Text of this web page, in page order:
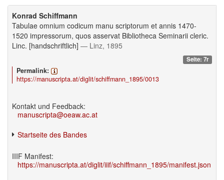
Konrad Schiffmann
Tabulae omnium codicum manu scriptorum et annis 1470-
1520 impressorum, quos asservat Bibliotheca Seminarii cleric.
Linc. [handschriftlich] — Linz, 1895
Seite: 7r
Permalink:
https://manuscripta.at/diglit/schiffmann_1895/0013
Kontakt und Feedback:
manuscripta@oeaw.ac.at
Startseite des Bandes
IIIF Manifest:
https://manuscripta.at/diglit/iiif/schiffmann_1895/manifest.json